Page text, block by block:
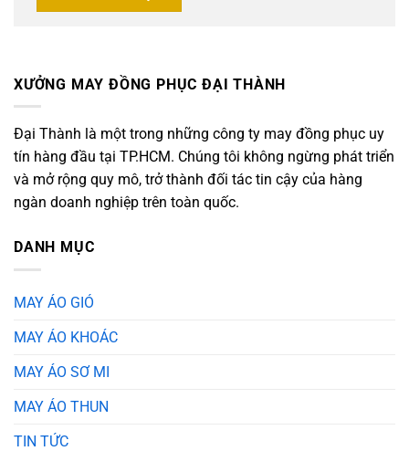
XƯỞNG MAY ĐỒNG PHỤC ĐẠI THÀNH
Đại Thành là một trong những công ty may đồng phục uy
tín hàng đầu tại TP.HCM. Chúng tôi không ngừng phát triển
và mở rộng quy mô, trở thành đối tác tin cậy của hàng
ngàn doanh nghiệp trên toàn quốc.
DANH MỤC
MAY ÁO GIÓ
MAY ÁO KHOÁC
MAY ÁO SƠ MI
MAY ÁO THUN
TIN TỨC